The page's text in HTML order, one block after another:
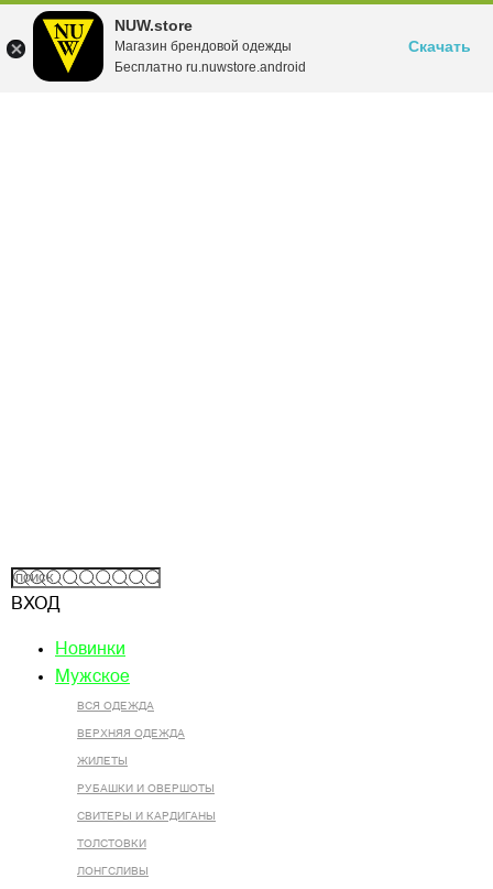
NUW.store
Магазин брендовой одежды
Бесплатно ru.nuwstore.android
Скачать
ВХОД
Новинки
Мужское
ВСЯ ОДЕЖДА
ВЕРХНЯЯ ОДЕЖДА
ЖИЛЕТЫ
РУБАШКИ И ОВЕРШОТЫ
СВИТЕРЫ И КАРДИГАНЫ
ТОЛСТОВКИ
ЛОНГСЛИВЫ